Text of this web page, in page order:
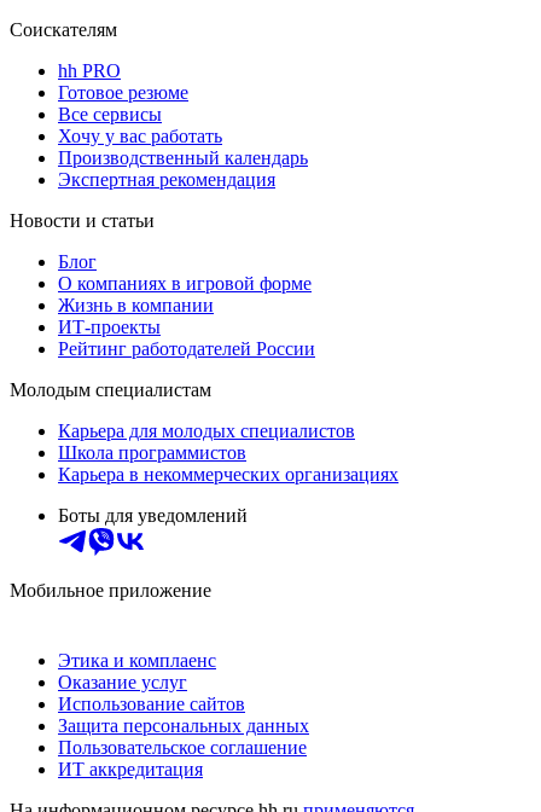
Соискателям
hh PRO
Готовое резюме
Все сервисы
Хочу у вас работать
Производственный календарь
Экспертная рекомендация
Новости и статьи
Блог
О компаниях в игровой форме
Жизнь в компании
ИТ-проекты
Рейтинг работодателей России
Молодым специалистам
Карьера для молодых специалистов
Школа программистов
Карьера в некоммерческих организациях
Боты для уведомлений
Мобильное приложение
Этика и комплаенс
Оказание услуг
Использование сайтов
Защита персональных данных
Пользовательское соглашение
ИТ аккредитация